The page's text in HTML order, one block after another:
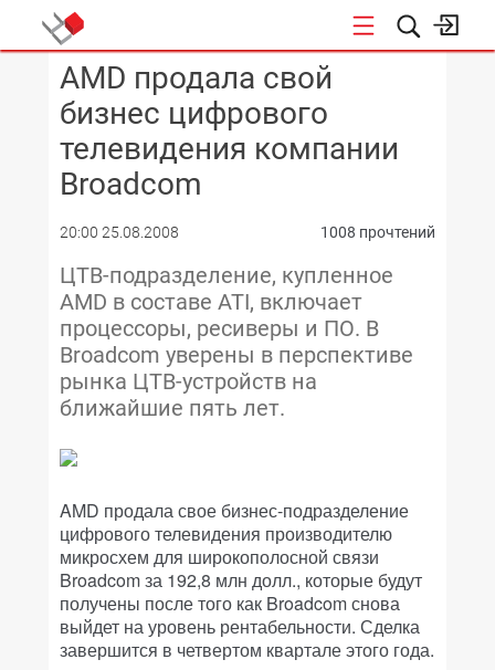
КОНФЕРЕНЦИИ
AMD продала свой
бизнес цифрового
телевидения компании
Broadcom
20:00 25.08.2008 1008 прочтений
ЦТВ-подразделение, купленное
AMD в составе ATI, включает
процессоры, ресиверы и ПО. В
Broadcom уверены в перспективе
рынка ЦТВ-устройств на
ближайшие пять лет.
AMD продала свое бизнес-подразделение
цифрового телевидения производителю
микросхем для широкополосной связи
Broadcom за 192,8 млн долл., которые будут
получены после того как Broadcom снова
выйдет на уровень рентабельности. Сделка
завершится в четвертом квартале этого года.